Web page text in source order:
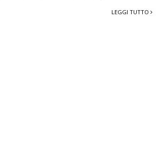
LEGGI TUTTO